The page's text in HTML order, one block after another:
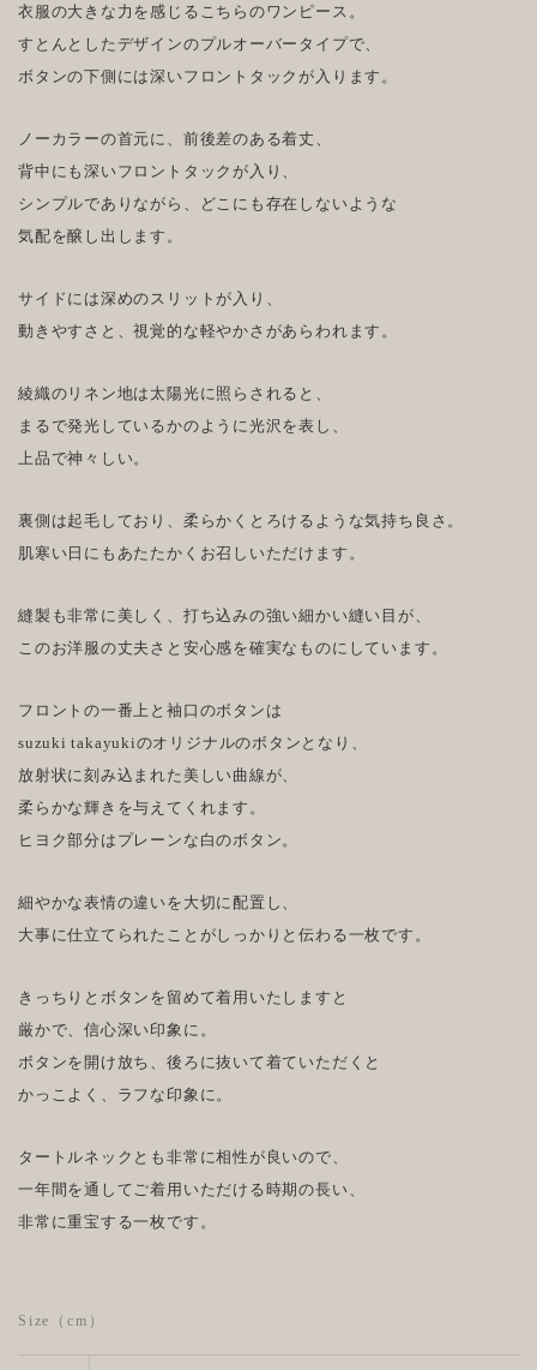
衣服の大きな力を感じるこちらのワンピース。
すとんとしたデザインのプルオーバータイプで、
ボタンの下側には深いフロントタックが入ります。
ノーカラーの首元に、前後差のある着丈、
背中にも深いフロントタックが入り、
シンプルでありながら、どこにも存在しないような
気配を醸し出します。
サイドには深めのスリットが入り、
動きやすさと、視覚的な軽やかさがあらわれます。
綾織のリネン地は太陽光に照らされると、
まるで発光しているかのように光沢を表し、
上品で神々しい。
裏側は起毛しており、柔らかくとろけるような気持ち良さ。
肌寒い日にもあたたかくお召しいただけます。
縫製も非常に美しく、打ち込みの強い細かい縫い目が、
このお洋服の丈夫さと安心感を確実なものにしています。
フロントの一番上と袖口のボタンは
suzuki takayukiのオリジナルのボタンとなり、
放射状に刻み込まれた美しい曲線が、
柔らかな輝きを与えてくれます。
ヒヨク部分はプレーンな白のボタン。
細やかな表情の違いを大切に配置し、
大事に仕立てられたことがしっかりと伝わる一枚です。
きっちりとボタンを留めて着用いたしますと
厳かで、信心深い印象に。
ボタンを開け放ち、後ろに抜いて着ていただくと
かっこよく、ラフな印象に。
タートルネックとも非常に相性が良いので、
一年間を通してご着用いただける時期の長い、
非常に重宝する一枚です。
Size（cm）